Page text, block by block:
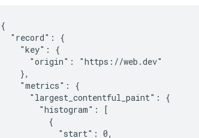
{
  "record": {
    "key": {
      "origin": "https://web.dev"
    },
    "metrics": {
      "largest_contentful_paint": {
        "histogram": [
          {
            "start": 0,